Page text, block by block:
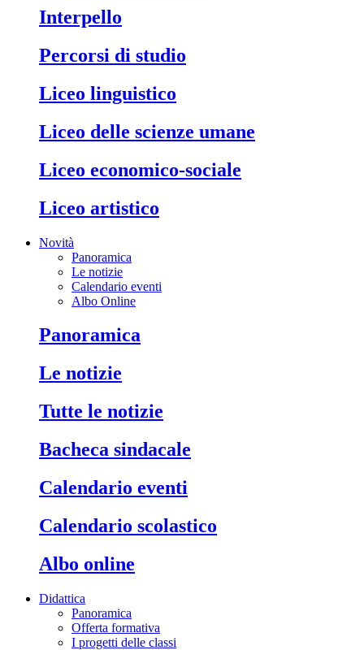
interpello
percorsi di studio
liceo linguistico
liceo delle scienze umane
liceo economico-sociale
liceo artistico
Novità
Panoramica
Le notizie
Calendario eventi
Albo Online
panoramica
le notizie
tutte le notizie
bacheca sindacale
calendario eventi
calendario scolastico
albo online
Didattica
Panoramica
Offerta formativa
I progetti delle classi